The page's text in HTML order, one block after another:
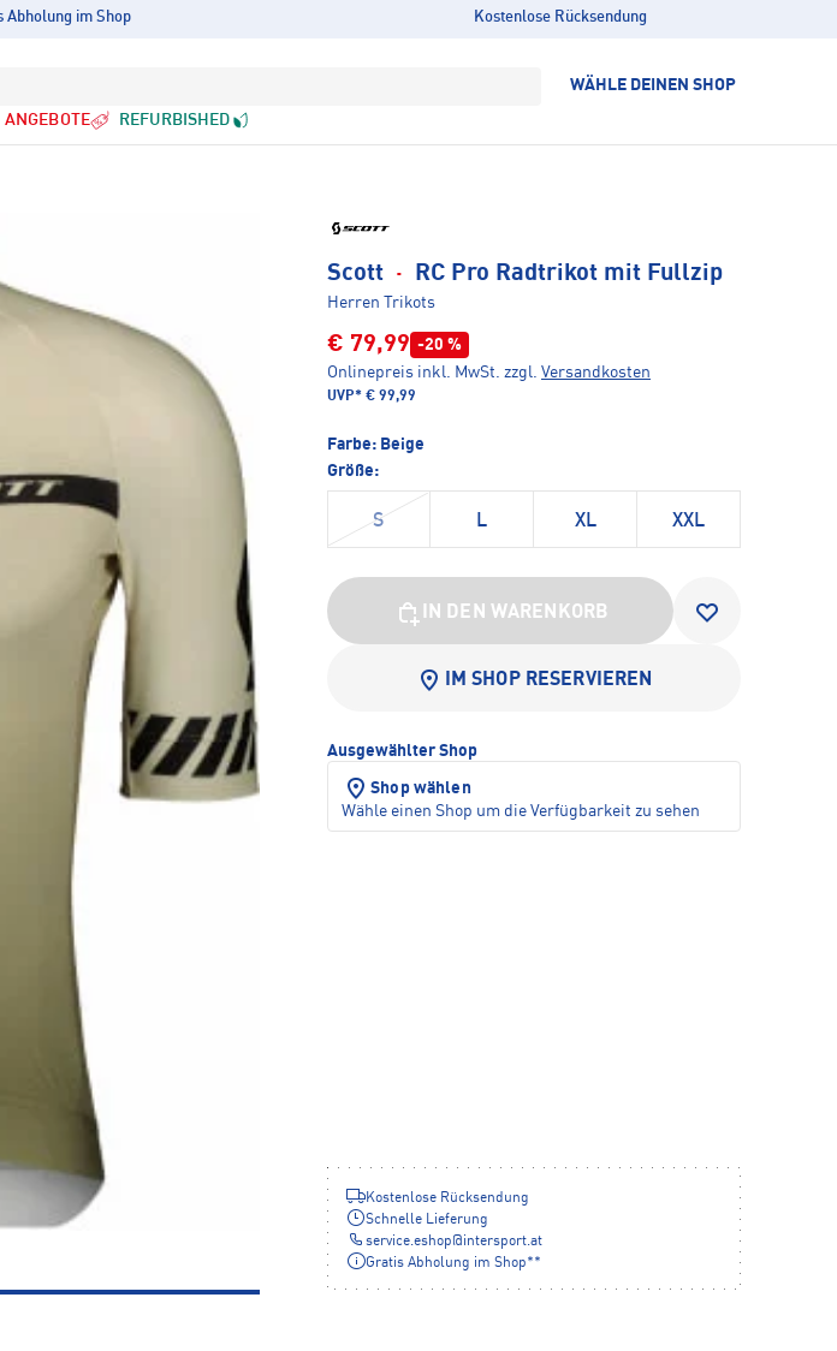
Abholung im Shop Kostenlose Rücksendung
WÄHLE DEINEN SHOP
ANGEBOTE REFURBISHED
Scott · RC Pro Radtrikot mit Fullzip
Herren Trikots
€ 79,99 -20 %
Onlinepreis inkl. MwSt.
zzgl. Versandkosten
UVP* € 99,99
Farbe: Beige
Größe:
S L XL XXL
IN DEN WARENKORB
IM SHOP RESERVIEREN
Ausgewählter Shop
Shop wählen
Wähle einen Shop um die Verfügbarkeit zu sehen
Kostenlose Rücksendung
Schnelle Lieferung
service.eshop@intersport.at
Gratis Abholung im Shop**